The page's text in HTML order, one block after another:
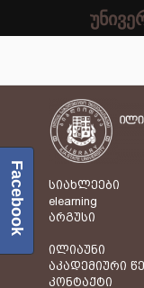
სიახლეები
elearning
არგუსი
ილიაუნი
აკადემიური
კონტაქტი
Facebook